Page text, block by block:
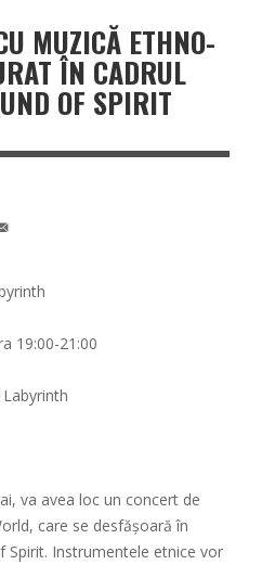
MUZICĂ ETHNO-
ÎN CADRUL
OF SPIRIT
19:00-21:00
va avea loc un concert de
care se desfășoară în
Spirit. Instrumentele etnice vor